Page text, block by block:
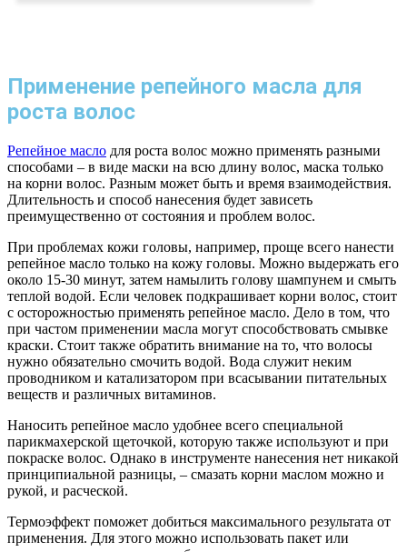
Применение репейного масла для
роста волос
Репейное масло для роста волос можно применять разными
способами – в виде маски на всю длину волос, маска только
на корни волос. Разным может быть и время взаимодействия.
Длительность и способ нанесения будет зависеть
преимущественно от состояния и проблем волос.
При проблемах кожи головы, например, проще всего нанести
репейное масло только на кожу головы. Можно выдержать его
около 15-30 минут, затем намылить голову шампунем и смыть
теплой водой. Если человек подкрашивает корни волос, стоит
с осторожностью применять репейное масло. Дело в том, что
при частом применении масла могут способствовать смывке
краски. Стоит также обратить внимание на то, что волосы
нужно обязательно смочить водой. Вода служит неким
проводником и катализатором при всасывании питательных
веществ и различных витаминов.
Наносить репейное масло удобнее всего специальной
парикмахерской щеточкой, которую также используют и при
покраске волос. Однако в инструменте нанесения нет никакой
принципиальной разницы, – смазать корни маслом можно и
рукой, и расческой.
Термоэффект поможет добиться максимального результата от
применения. Для этого можно использовать пакет или